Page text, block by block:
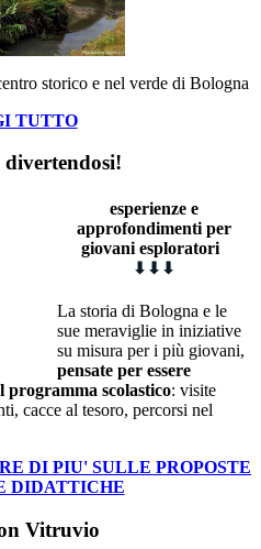
storico e nel verde di Bologna
TUTTO
esperienze e
approfondimenti per
giovani esploratori
⬇ ⬇ ⬇
La storia di Bologna e le
sue meraviglie in iniziative
su misura per i più giovani,
pensate per essere
programma scolastico: visite
cacce al tesoro, percorsi nel
DI PIU' SULLE PROPOSTE
DIDATTICHE
Vitruvio